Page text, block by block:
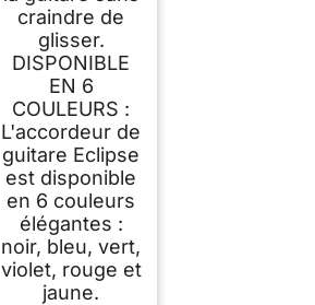
craindre de
glisser.
DISPONIBLE
EN 6
COULEURS :
L'accordeur de
guitare Eclipse
est disponible
en 6 couleurs
élégantes :
noir, bleu, vert,
violet, rouge et
jaune.